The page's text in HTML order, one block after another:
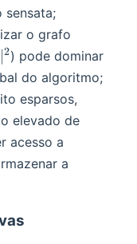
sensata;
o grafo
∣2) pode dominar
do algoritmo;
esparsos,
elevado de
acesso a
a